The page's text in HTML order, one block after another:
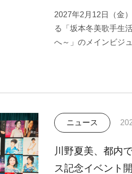
2027年2月12日（金
る「坂本冬美歌手生
へ～」のメインビジ
ニュース
川野夏美、都内
ス記念イベント